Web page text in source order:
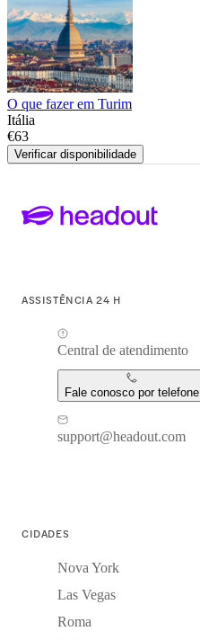
O que fazer em Turim
Itália
€63
Verificar disponibilidade
ASSISTÊNCIA 24 H
Central de atendimento
Fale conosco por telefone
support@headout.com
CIDADES
Nova York
Las Vegas
Roma